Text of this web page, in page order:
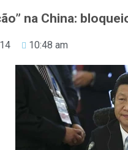
na China:
10:48 am